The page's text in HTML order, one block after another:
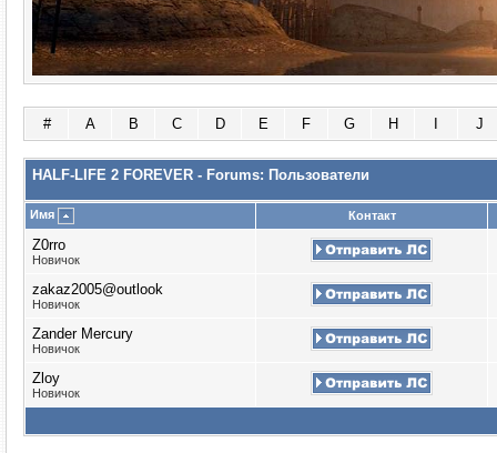
# A B C D E F G H J
HALF-LIFE 2 FOREVER - Forums: Пользователи
Имя Контакт
Z0rro
Новичок
zakaz2005@outlook
Новичок
Zander Mercury
Новичок
Zloy
Новичок